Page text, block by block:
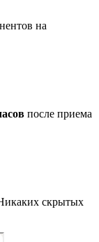
на
после приема
скрытых